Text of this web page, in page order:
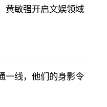
黄敏强开启文娱领域
线，他们的身影令